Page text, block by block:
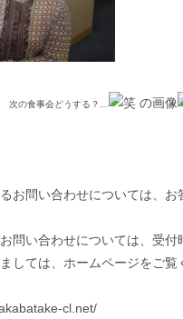
次の食事会どうする？…
お問い合わせについては、お
問い合わせについては、受
しては、ホームページをご覧
cl.net/